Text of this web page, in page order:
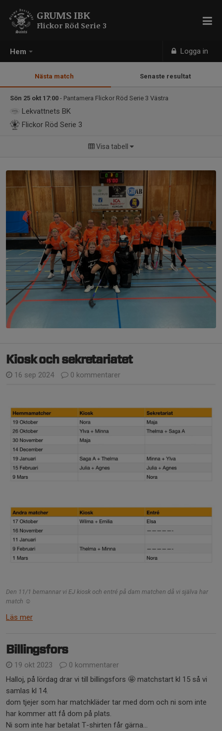
Hem Logga in
GRUMS IBK
Flickor Röd Serie 3
Nästa match Senaste resultat
Sön 25 okt 17:00 - Pantamera Flickor Röd Serie 3 Västra
Lekvattnets BK
Flickor Röd Serie 3
Visa tabell
Kiosk och sekretariatet
16 sep 2024 0 kommentarer
Den 11/1 bemannar vi EJ kiosk och entré på dam matchen då vi själva har
match ☺️
Läs mer
Billingsfors
19 okt 2023
0 kommentarer
Halloj, på lördag drar vi till billingsfors 🤩 matchstart kl 15 så vi
samlas kl 14.
dom tjejer som har matchkläder tar med dom och ni som inte
har kommer att få dom på plats.
Ni som inte har betalat T-shirten får gärna...